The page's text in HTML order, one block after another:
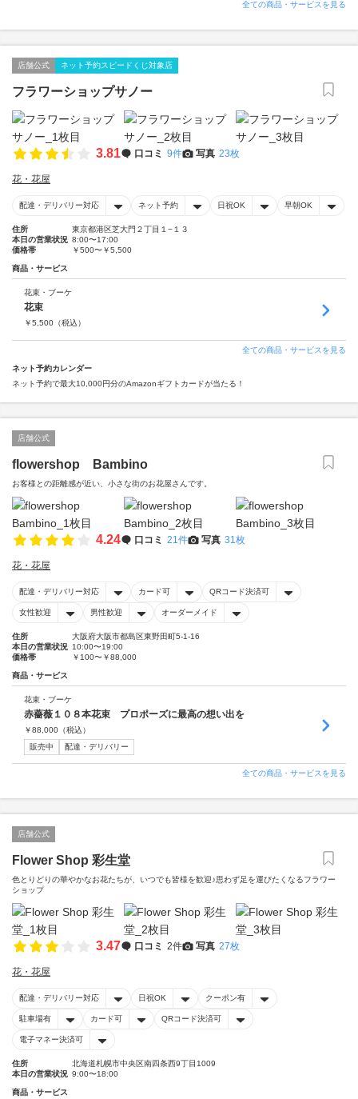
全ての商品・サービスを見る
店舗公式 ネット予約スピードくじ対象店
フラワーショップサノー
3.81 口コミ 9件 写真 23枚
花・花屋
配達・デリバリー対応 ネット予約 日祝OK 早朝OK
住所
東京都港区芝大門２丁目１−１３
本日の営業状況 8:00〜17:00
価格帯
￥500〜￥5,500
商品・サービス
花束・ブーケ
花束
￥5,500 （税込）
全ての商品・サービスを見る
ネット予約カレンダー
ネット予約で最大10,000円分のAmazonギフトカードが当たる！
店舗公式
flowershop Bambino
お客様との距離感が近い、小さな街のお花屋さんです。
4.24 口コミ 21件 写真 31枚
花・花屋
配達・デリバリー対応 カード可 QRコード決済可
女性歓迎 男性歓迎 オーダーメイド
住所
大阪府大阪市都島区東野田町5-1-16
本日の営業状況 10:00〜19:00
価格帯
￥100〜￥88,000
商品・サービス
花束・ブーケ
赤薔薇１０８本花束 プロポーズに最高の想い出を
￥88,000 （税込）
販売中
配達・デリバリー
全ての商品・サービスを見る
店舗公式
Flower Shop 彩生堂
色とりどりの華やかなお花たちが、いつでも皆様を歓迎♪思わず足を運びたくなるフラワー
ショップ
3.47 口コミ 2件 写真 27枚
花・花屋
配達・デリバリー対応 日祝OK クーポン有
駐車場有 カード可 QRコード決済可
電子マネー決済可
住所
北海道札幌市中央区南四条西9丁目1009
本日の営業状況 9:00〜18:00
商品・サービス